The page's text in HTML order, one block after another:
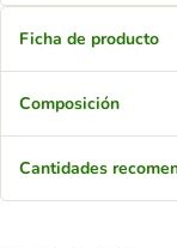
Ficha de producto
Composición
Cantidades